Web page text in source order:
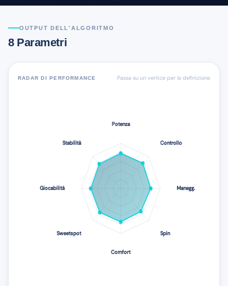
OUTPUT DELL'ALGORITMO
8 Parametri
RADAR DI PERFORMANCE Passa su un vertice per la definizione